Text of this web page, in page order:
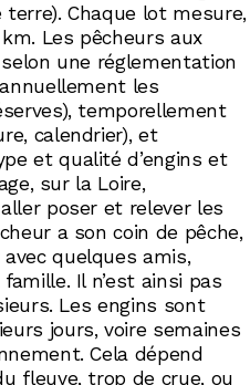
Chaque lot mesure,
Les pêcheurs aux
une réglementation
les
temporellement
calendrier), et
et qualité d’engins et
sur la Loire,
poser et relever les
a son coin de pêche,
quelques amis,
Il n’est ainsi pas
Les engins sont
jours, voire semaines
Cela dépend
fleuve, trop de crue, ou